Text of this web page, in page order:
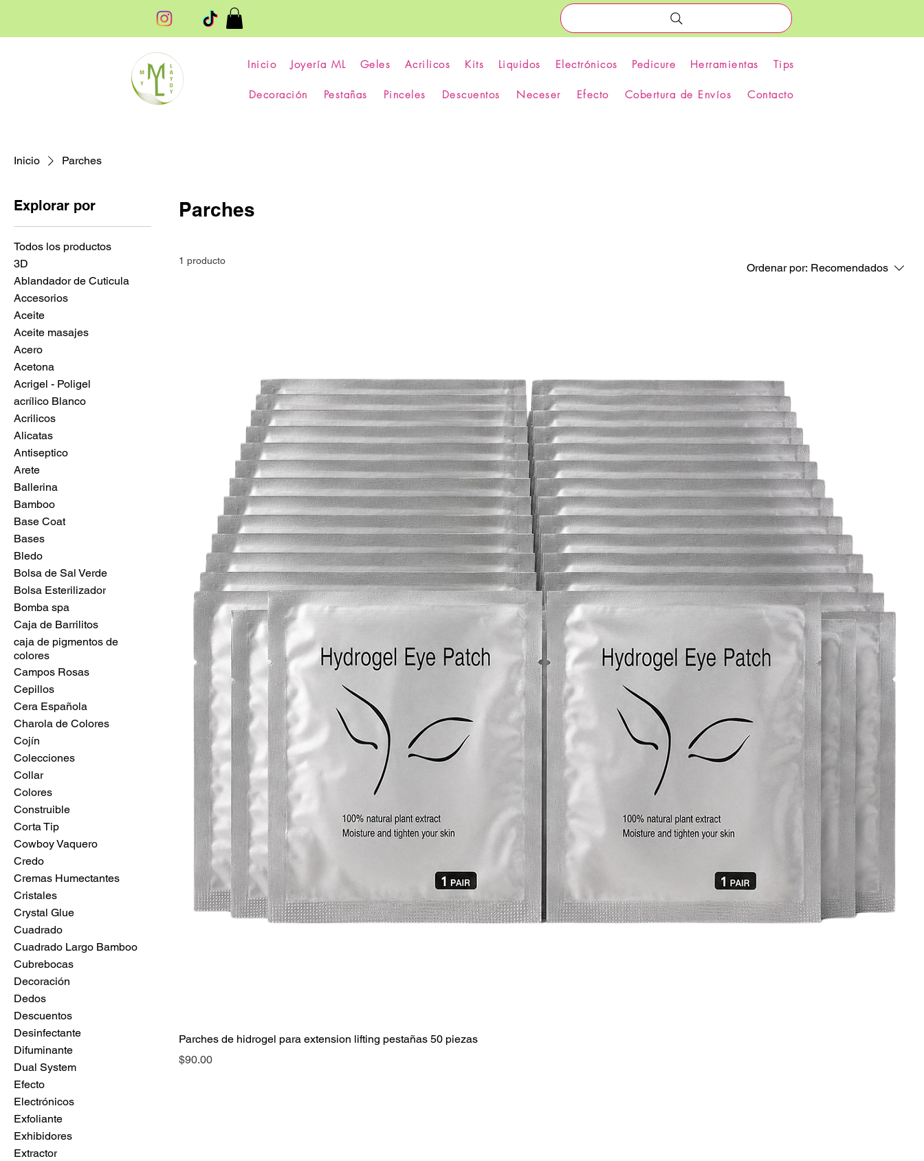
Inicio Joyería ML Geles Acrilicos Kits Liquidos Electrónicos Pedicure Herramientas Tips
Decoración Pestañas Pinceles Descuentos Neceser Efecto Cobertura de Envíos Contacto
Inicio Parches
Explorar por
Todos los productos
3D
Ablandador de Cuticula
Accesorios
Aceite
Aceite masajes
Acero
Acetona
Acrigel - Poligel
acrílico Blanco
Acrilicos
Alicatas
Antiseptico
Arete
Ballerina
Bamboo
Base Coat
Bases
Bledo
Bolsa de Sal Verde
Bolsa Esterilizador
Bomba spa
Caja de Barrilitos
caja de pigmentos de
colores
Campos Rosas
Cepillos
Cera Española
Charola de Colores
Cojín
Colecciones
Collar
Colores
Construible
Corta Tip
Cowboy Vaquero
Credo
Cremas Humectantes
Cristales
Crystal Glue
Cuadrado
Cuadrado Largo Bamboo
Cubrebocas
Decoración
Dedos
Descuentos
Desinfectante
Difuminante
Dual System
Efecto
Electrónicos
Exfoliante
Exhibidores
Extractor
Parches
1 producto
Ordenar por: Recomendados
Parches de hidrogel para extension lifting pestañas 50 piezas
Precio
$90.00